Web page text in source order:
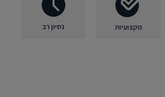
מקצועיות נסיון רב